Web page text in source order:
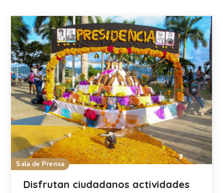
Sala de Prensa
Disfrutan ciudadanos actividades